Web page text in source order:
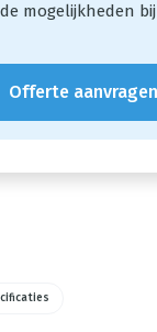
mogelijkheden
Offerte aanvragen